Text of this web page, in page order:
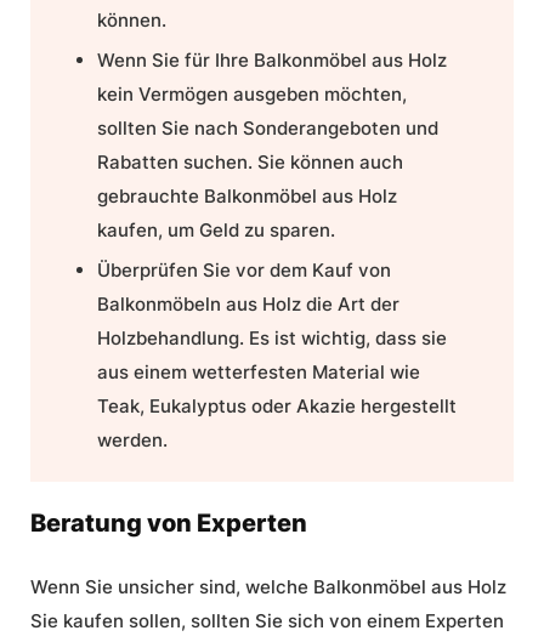
können.
Wenn Sie für Ihre Balkonmöbel aus Holz
kein Vermögen ausgeben möchten,
sollten Sie nach Sonderangeboten und
Rabatten suchen. Sie können auch
gebrauchte Balkonmöbel aus Holz
kaufen, um Geld zu sparen.
Überprüfen Sie vor dem Kauf von
Balkonmöbeln aus Holz die Art der
Holzbehandlung. Es ist wichtig, dass sie
aus einem wetterfesten Material wie
Teak, Eukalyptus oder Akazie hergestellt
werden.
Beratung von Experten
Wenn Sie unsicher sind, welche Balkonmöbel aus Holz
Sie kaufen sollen, sollten Sie sich von einem Experten